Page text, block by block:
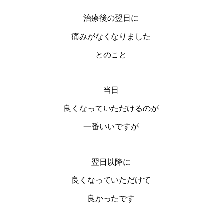
治療後の翌日に
痛みがなくなりました
とのこと
当日
良くなっていただけるのが
一番いいですが
翌日以降に
良くなっていただけて
良かったです